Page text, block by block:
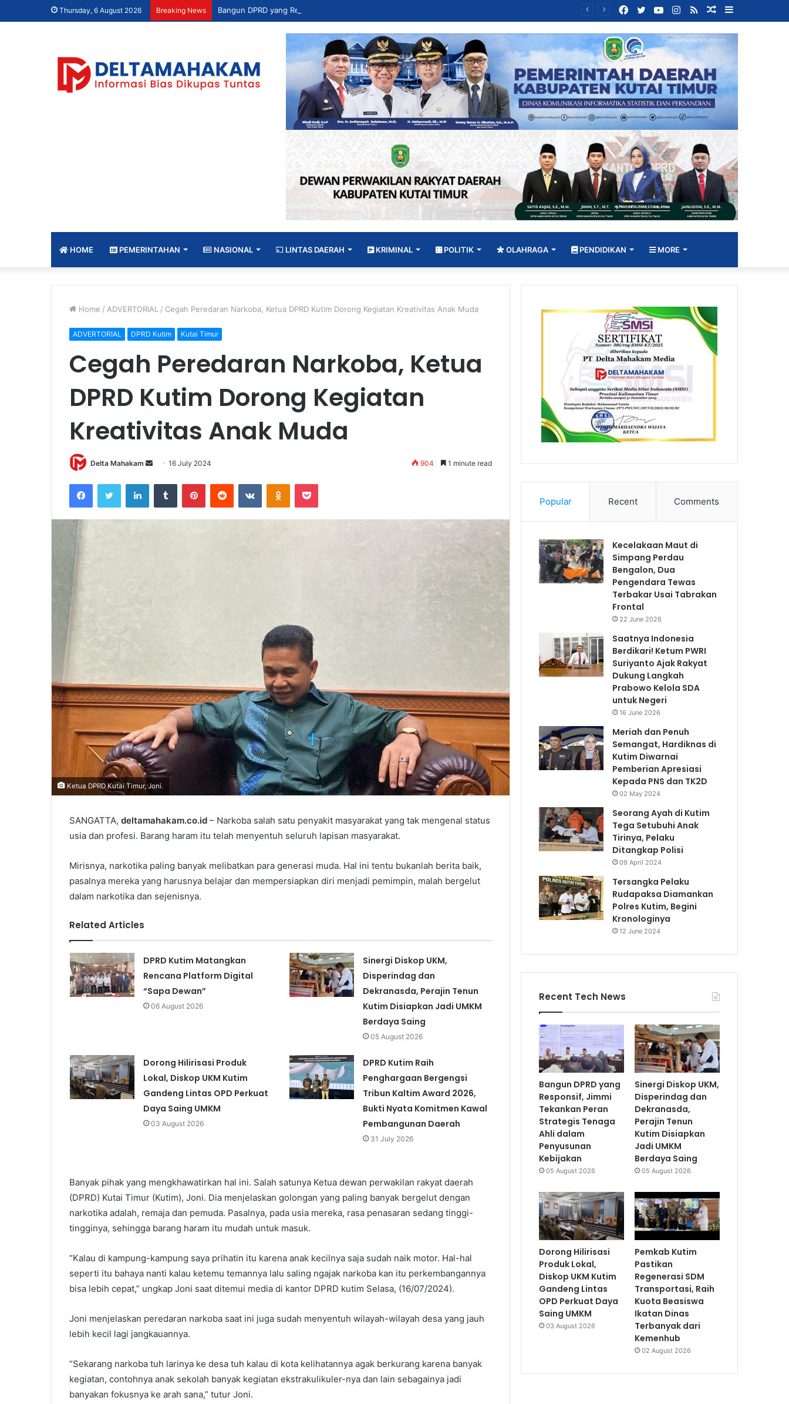
Thursday, 6 August 2026 Breaking News
Random
Article
RSS
Instagram
YouTube
Twitter
Facebook
HOME PEMERINTAHAN NASIONAL LINTAS DAERAH KRIMINAL POLITIK OLAHRAGA PENDIDIKAN MORE
Home / ADVERTORIAL / Cegah Peredaran Narkoba, Ketua DPRD Kutim Dorong Kegiatan Kreativitas Anak Muda
ADVERTORIAL DPRD Kutim Kutai Timur
Cegah Peredaran Narkoba, Ketua
DPRD Kutim Dorong Kegiatan
Kreativitas Anak Muda
Delta Mahakam
d
a
16 July 2024 904 1 minute read
Ketua DPRD Kutai Timur, Joni.
SANGATTA, deltamahakam.co.id – Narkoba salah satu penyakit masyarakat yang tak mengenal status
usia dan profesi. Barang haram itu telah menyentuh seluruh lapisan masyarakat.
Mirisnya, narkotika paling banyak melibatkan para generasi muda. Hal ini tentu bukanlah berita baik,
pasalnya mereka yang harusnya belajar dan mempersiapkan diri menjadi pemimpin, malah bergelut
dalam narkotika dan sejenisnya.
Related Articles
DPRD Kutim Matangkan
Rencana Platform Digital
“Sapa Dewan”
06 August 2026
Sinergi Diskop UKM,
Disperindag dan
Dekranasda, Perajin Tenun
Kutim Disiapkan Jadi UMKM
Berdaya Saing
05 August 2026
Dorong Hilirisasi Produk
Lokal, Diskop UKM Kutim
Gandeng Lintas OPD Perkuat
Daya Saing UMKM
03 August 2026
DPRD Kutim Raih
Penghargaan Bergengsi
Tribun Kaltim Award 2026,
Bukti Nyata Komitmen Kawal
Pembangunan Daerah
31 July 2026
Banyak pihak yang mengkhawatirkan hal ini. Salah satunya Ketua dewan perwakilan rakyat daerah
(DPRD) Kutai Timur (Kutim), Joni. Dia menjelaskan golongan yang paling banyak bergelut dengan
narkotika adalah, remaja dan pemuda. Pasalnya, pada usia mereka, rasa penasaran sedang tinggi-
tingginya, sehingga barang haram itu mudah untuk masuk.
“Kalau di kampung-kampung saya prihatin itu karena anak kecilnya saja sudah naik motor. Hal-hal
seperti itu bahaya nanti kalau ketemu temannya lalu saling ngajak narkoba kan itu perkembangannya
bisa lebih cepat,” ungkap Joni saat ditemui media di kantor DPRD kutim Selasa, (16/07/2024).
Joni menjelaskan peredaran narkoba saat ini juga sudah menyentuh wilayah-wilayah desa yang jauh
lebih kecil lagi jangkauannya.
“Sekarang narkoba tuh larinya ke desa tuh kalau di kota kelihatannya agak berkurang karena banyak
kegiatan, contohnya anak sekolah banyak kegiatan ekstrakulikuler-nya dan lain sebagainya jadi
banyakan fokusnya ke arah sana,” tutur Joni.
Popular Recent Comments
Kecelakaan Maut di
Simpang Perdau
Bengalon, Dua
Pengendara Tewas
Terbakar Usai Tabrakan
Frontal
22 June 2026
Saatnya Indonesia
Berdikari! Ketum PWRI
Suriyanto Ajak Rakyat
Dukung Langkah
Prabowo Kelola SDA
untuk Negeri
16 June 2026
Meriah dan Penuh
Semangat, Hardiknas di
Kutim Diwarnai
Pemberian Apresiasi
Kepada PNS dan TK2D
02 May 2024
Seorang Ayah di Kutim
Tega Setubuhi Anak
Tirinya, Pelaku
Ditangkap Polisi
09 April 2024
Tersangka Pelaku
Rudapaksa Diamankan
Polres Kutim, Begini
Kronologinya
12 June 2024
Recent Tech News
Bangun DPRD yang
Responsif, Jimmi
Tekankan Peran
Strategis Tenaga
Ahli dalam
Penyusunan
Kebijakan
05 August 2026
Sinergi Diskop UKM,
Disperindag dan
Dekranasda,
Perajin Tenun
Kutim Disiapkan
Jadi UMKM
Berdaya Saing
05 August 2026
Dorong Hilirisasi
Produk Lokal,
Diskop UKM Kutim
Gandeng Lintas
OPD Perkuat Daya
Saing UMKM
03 August 2026
Pemkab Kutim
Pastikan
Regenerasi SDM
Transportasi, Raih
Kuota Beasiswa
Ikatan Dinas
Terbanyak dari
Kemenhub
02 August 2026